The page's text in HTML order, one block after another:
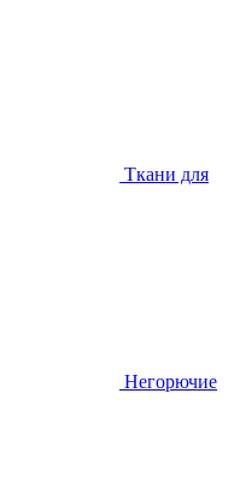
Ткани для
Негорючие